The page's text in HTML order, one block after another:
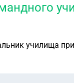
училища